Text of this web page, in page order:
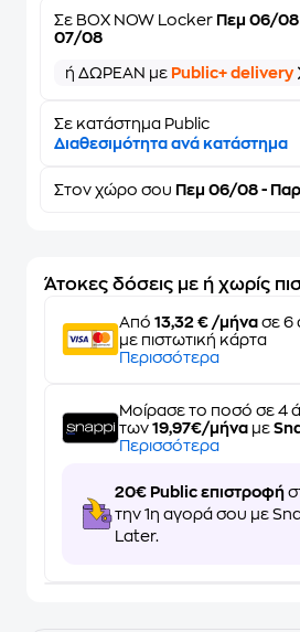
Σε BOX NOW Locker Πεμ 06/
07/08
ή ΔΩΡΕΑΝ με Public+ delivery
Σε κατάστημα Public
Διαθεσιμότητα ανά κατάστημα
Στον χώρο σου Πεμ 06/08 -
Άτοκες δόσεις με ή χωρίς
Από 13,32 € /μήνα σε 6
με πιστωτική κάρτα
Περισσότερα
Μοίρασε το ποσό σε 4
των 19,97€/μήνα με
Περισσότερα
20€ Public επιστροφή
την 1η αγορά σου με
Later.